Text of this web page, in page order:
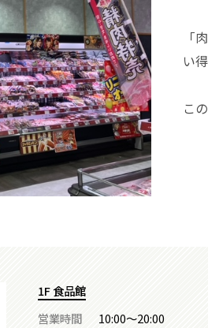
「
い
こ
1F 食品館
営業時間
10:00～20:00